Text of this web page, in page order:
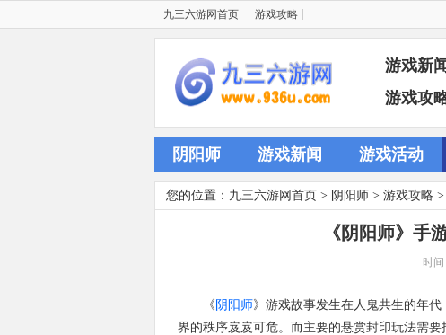
九三六游网首页 游戏攻略
游戏新闻
游戏攻
阴阳师 游戏新闻 游戏活动
您的位置： 九三六游网首页 > 阴阳师 > 游戏攻略
《阴阳师》手
时间
《 阴阳师》游戏故事发生在人鬼共生的年
界的秩序岌岌可危。而主要的悬赏封印玩法需